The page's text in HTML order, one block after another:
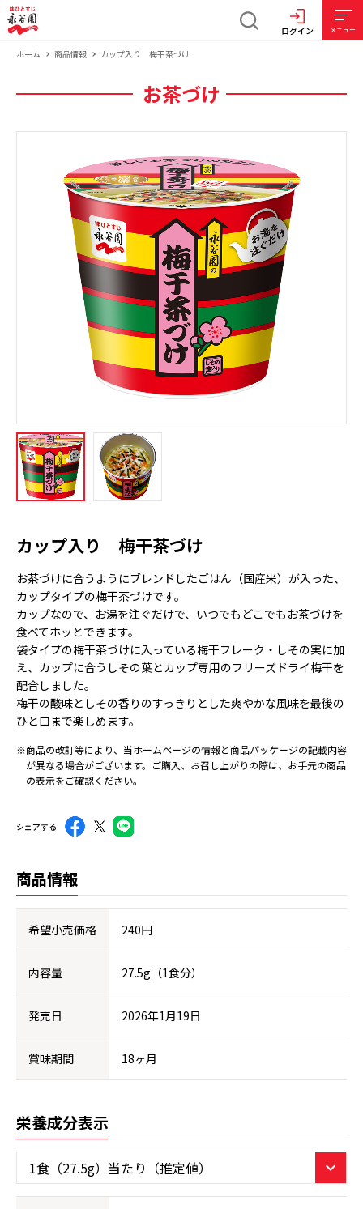
ログイン メニュー
ホーム 商品情報 カップ入り 梅干茶づけ
お茶づけ
カップ入り 梅干茶づけ
お茶づけに合うようにブレンドしたごはん（国産米）が入った、
カップタイプの梅干茶づけです。
カップなので、お湯を注ぐだけで、いつでもどこでもお茶づけを
食べてホッとできます。
袋タイプの梅干茶づけに入っている梅干フレーク・しその実に加
え、カップに合うしその葉とカップ専用のフリーズドライ梅干を
配合しました。
梅干の酸味としその香りのすっきりとした爽やかな風味を最後の
ひと口まで楽しめます。
※商品の改訂等により、当ホームページの情報と商品パッケージの記載内容
が異なる場合がございます。ご購入、お召し上がりの際は、お手元の商品
の表示をご確認ください。
シェアする
商品情報
希望小売価格 240円
内容量 27.5g（1食分）
発売日 2026年1月19日
賞味期間 18ヶ月
栄養成分表示